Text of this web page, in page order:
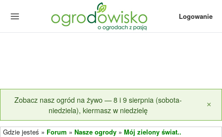
Logowanie
Zobacz nasz ogród na żywo — 8 i 9 sierpnia (sobota-
niedziela), kiermasz w niedzielę
×
Gdzie jesteś » Forum » Nasze ogrody » Mój zielony świat..